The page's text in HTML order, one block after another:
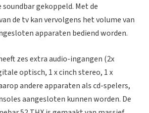
gekoppeld. Met de
de tv kan vervolgens het volume van
apparaten bediend worden.
zes extra audio-ingangen (2x
optisch, 1 x cinch stereo, 1 x
andere apparaten als cd-spelers,
aangesloten kunnen worden. De